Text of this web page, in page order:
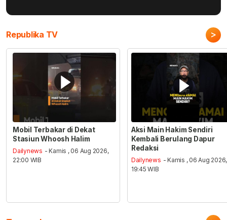
Republika TV >
Mobil Terbakar di Dekat
Stasiun Whoosh Halim
Dailynews - Kamis , 06 Aug 2026,
22:00 WIB
Aksi Main Hakim Sendiri
Kembali Berulang Dapur
Redaksi
Dailynews - Kamis , 06 Aug 2026,
19:45 WIB